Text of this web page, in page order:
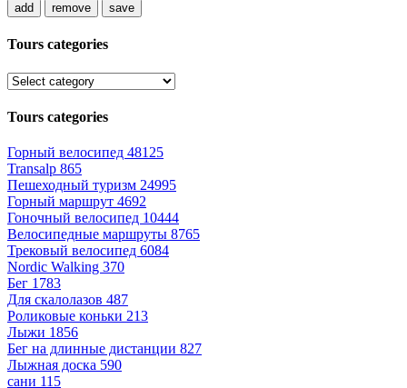
add remove save
Tours categories
Tours categories
Горный велосипед 48125
Transalp 865
Пешеходный туризм 24995
Горный маршрут 4692
Гоночный велосипед 10444
Велосипедные маршруты 8765
Трековый велосипед 6084
Nordic Walking 370
Бег 1783
Для скалолазов 487
Роликовые коньки 213
Лыжи 1856
Бег на длинные дистанции 827
Лыжная доска 590
сани 115